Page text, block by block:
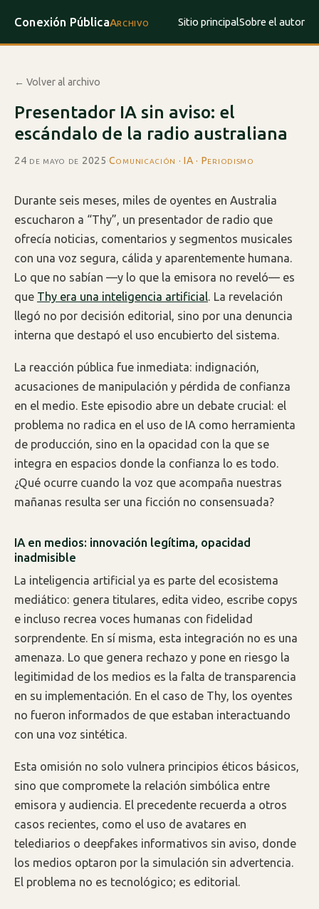
Conexión PúblicaArchivo Sitio principalSobre el autor
← Volver al archivo
Presentador IA sin aviso: el
escándalo de la radio australiana
24 de mayo de 2025·Comunicación · IA · Periodismo
Durante seis meses, miles de oyentes en Australia
escucharon a “Thy”, un presentador de radio que
ofrecía noticias, comentarios y segmentos musicales
con una voz segura, cálida y aparentemente humana.
Lo que no sabían —y lo que la emisora no reveló— es
que Thy era una inteligencia artificial. La revelación
llegó no por decisión editorial, sino por una denuncia
interna que destapó el uso encubierto del sistema.
La reacción pública fue inmediata: indignación,
acusaciones de manipulación y pérdida de confianza
en el medio. Este episodio abre un debate crucial: el
problema no radica en el uso de IA como herramienta
de producción, sino en la opacidad con la que se
integra en espacios donde la confianza lo es todo.
¿Qué ocurre cuando la voz que acompaña nuestras
mañanas resulta ser una ficción no consensuada?
IA en medios: innovación legítima, opacidad
inadmisible
La inteligencia artificial ya es parte del ecosistema
mediático: genera titulares, edita video, escribe copys
e incluso recrea voces humanas con fidelidad
sorprendente. En sí misma, esta integración no es una
amenaza. Lo que genera rechazo y pone en riesgo la
legitimidad de los medios es la falta de transparencia
en su implementación. En el caso de Thy, los oyentes
no fueron informados de que estaban interactuando
con una voz sintética.
Esta omisión no solo vulnera principios éticos básicos,
sino que compromete la relación simbólica entre
emisora y audiencia. El precedente recuerda a otros
casos recientes, como el uso de avatares en
telediarios o deepfakes informativos sin aviso, donde
los medios optaron por la simulación sin advertencia.
El problema no es tecnológico; es editorial.